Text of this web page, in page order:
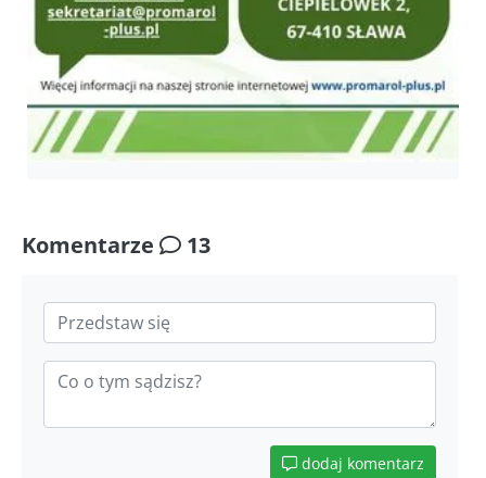
Komentarze 13
dodaj komentarz